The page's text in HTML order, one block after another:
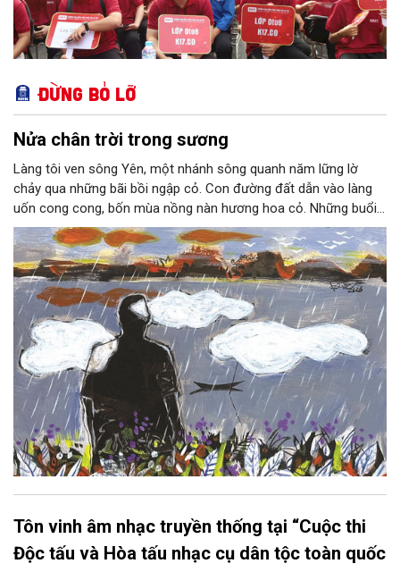
Đừng bỏ lỡ
Nửa chân trời trong sương
Làng tôi ven sông Yên, một nhánh sông quanh năm lững lờ
chảy qua những bãi bồi ngập cỏ. Con đường đất dẫn vào làng
uốn cong cong, bốn mùa nồng nàn hương hoa cỏ. Những buổi
hoàng hôn, khi nắng đã dịu xuống phía cuối sông, đám hoa tím
lại thẫm màu như có ai vừa rắc lên một lớp khói.
Tôn vinh âm nhạc truyền thống tại “Cuộc thi
Độc tấu và Hòa tấu nhạc cụ dân tộc toàn quốc